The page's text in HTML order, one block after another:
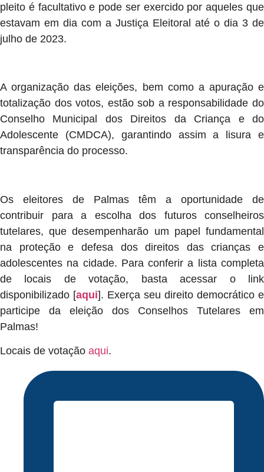
pleito é facultativo e pode ser exercido por aqueles que
estavam em dia com a Justiça Eleitoral até o dia 3 de
julho de 2023.
A organização das eleições, bem como a apuração e
totalização dos votos, estão sob a responsabilidade do
Conselho Municipal dos Direitos da Criança e do
Adolescente (CMDCA), garantindo assim a lisura e
transparência do processo.
Os eleitores de Palmas têm a oportunidade de
contribuir para a escolha dos futuros conselheiros
tutelares, que desempenharão um papel fundamental
na proteção e defesa dos direitos das crianças e
adolescentes na cidade. Para conferir a lista completa
de locais de votação, basta acessar o link
disponibilizado [aqui]. Exerça seu direito democrático e
participe da eleição dos Conselhos Tutelares em
Palmas!
Locais de votação aqui.